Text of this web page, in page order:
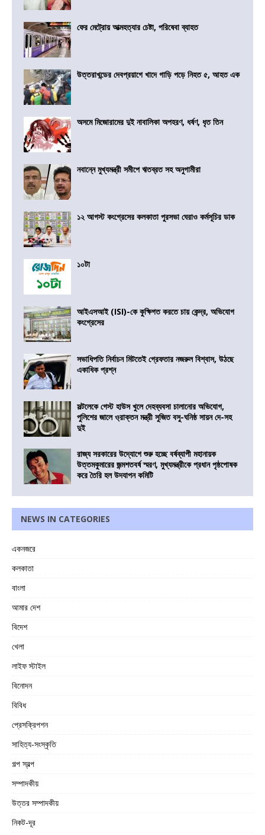
ফের মেট্রোয় আত্মহত্যার চেষ্টা, পরিষেবা ব্যাহত
উত্তরাখন্ডের দেবপ্রয়াগে খাদে গাড়ি পড়ে নিহত ৫, আহত এক
অসমে মিজোরামের দুই নাবালিকা অপহরণ, ধর্ষণ, ধৃত তিন
নবান্নে মুখ্যমন্ত্রী সমীপে ঋতব্রত সহ অনুগামীরা
১২ আগস্ট কংগ্রেসের কলকাতা পুরসভা ঘেরাও কর্মসূচির ডাক
১০টা
আইএসআই (ISI)-কে কুক্ষিগত করতে চায় কেন্দ্র, অভিযোগ
কংগ্রেসের
সভাধিপতি নির্বাচন মিটতেই গ্রেফতার নজরুল বিশ্বাস, উঠছে
একাধিক প্রশ্ন
সল্টলেকে গেস্ট হাউস খুলে দেহব্যবসা চালানোর অভিযোগ,
পুলিশের জালে ও্রাক্তন মন্ত্রী সুজিত বসু-ঘনিষ্ঠ সায়ন দে-সহ
দুই
রাজ্য সরকারের উদ্যোগে শুরু হচ্ছে বর্ষব্যাপী মহানায়ক
উত্তমকুমারের জন্মশতবর্ষ স্মরণ, মুখ্যমন্ত্রীকে প্রধান পৃষ্ঠপোষক
করে তৈরি হল উদযাপন কমিটি
NEWS IN CATEGORIES
একনজরে
কলকাতা
বাংলা
আমার দেশ
বিদেশ
খেলা
লাইফ স্টাইল
বিনোদন
বিবিধ
প্রেসক্রিপশন
সাহিত্য-সংস্কৃতি
গল্প স্বল্প
সম্পাদকীয়
উত্তর সম্পাদকীয়
নিকট-দূর